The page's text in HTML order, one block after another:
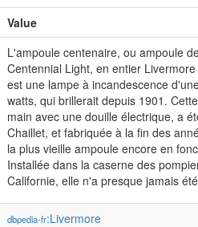
Value
L'ampoule centenaire, ou ampoule
Centennial Light, en entier
est une lampe à incandescence
watts, qui brillerait depuis 1901.
main avec une douille électrique, a
Chaillet, et fabriquée à la fin des
la plus vieille ampoule encore en
Installée dans la caserne des
Californie, elle n'a presque jamais
dbpedia-fr:Livermore